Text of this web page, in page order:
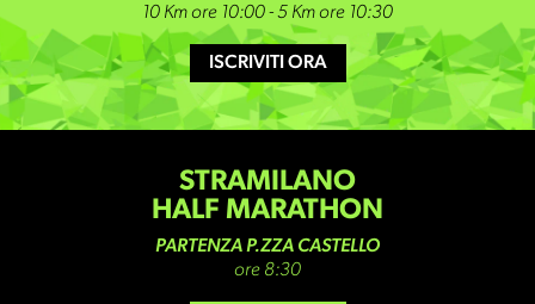
10 Km ore 10:00 - 5 Km ore 10:30
ISCRIVITI ORA
STRAMILANO
HALF MARATHON
PARTENZA P.ZZA CASTELLO
ore 8:30